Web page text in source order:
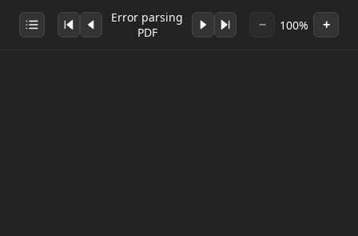
Error parsing
PDF
− 100% +